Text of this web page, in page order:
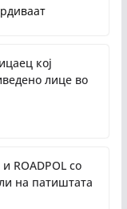
кој
лице во
ROADPOL со
на патиштата